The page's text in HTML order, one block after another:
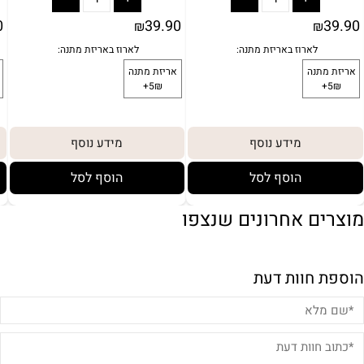
₪39.90
מידע נוסף
הוסף לסל
₪39.90
מידע נוסף
הוסף לסל
מוצרים אחרונים שנצפו
הוספת חוות דעת